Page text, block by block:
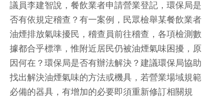
議員李建智說，餐飲業者申請營業登記，環保局是
否有依規定稽查？有一案例，民眾檢舉某餐飲業者
油煙排放氣味擾民，稽查員前往稽查，各項檢測數
據都合乎標準，惟附近居民仍被油煙氣味困擾，原
因何在？環保局是否有辦法解決？建議環保局協助
找出解決油煙氣味的方法或機具，若營業場域規範
必備的器具，有增加的必要即須重新修訂相關規